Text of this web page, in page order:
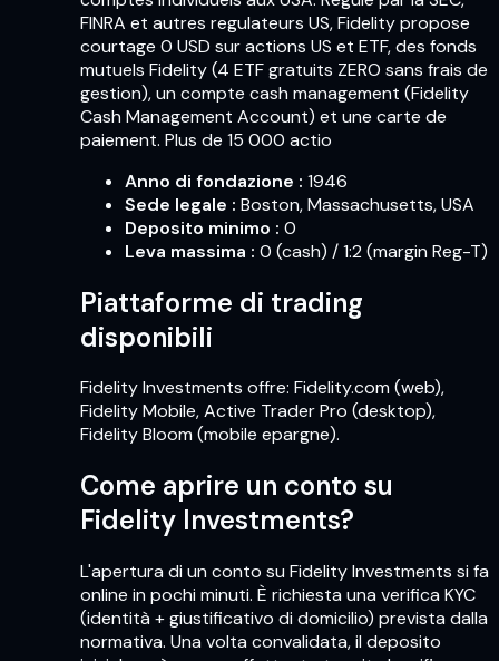
FINRA et autres regulateurs US, Fidelity propose
courtage 0 USD sur actions US et ETF, des fonds
mutuels Fidelity (4 ETF gratuits ZERO sans frais de
gestion), un compte cash management (Fidelity
Cash Management Account) et une carte de
paiement. Plus de 15 000 actio
Anno di fondazione : 1946
Sede legale : Boston, Massachusetts, USA
Deposito minimo : 0
Leva massima : 0 (cash) / 1:2 (margin Reg-T)
Piattaforme di trading
disponibili
Fidelity Investments offre: Fidelity.com (web),
Fidelity Mobile, Active Trader Pro (desktop),
Fidelity Bloom (mobile epargne).
Come aprire un conto su
Fidelity Investments?
L'apertura di un conto su Fidelity Investments si fa
online in pochi minuti. È richiesta una verifica KYC
(identità + giustificativo di domicilio) prevista dalla
normativa. Una volta convalidata, il deposito